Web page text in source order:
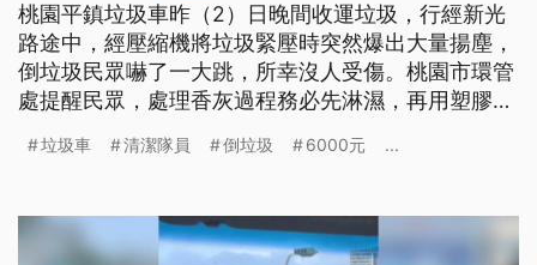
桃園平鎮垃圾車昨（2）日晚間收運垃圾，行經新光
路途中，經壓縮機將垃圾緊壓時突然爆出大量揚塵，
倒垃圾民眾嚇了一大跳，所幸沒人受傷。桃園市環管
處提醒民眾，處理香灰過程務必先淋濕，再用塑膠袋
元罰鍰。
垃圾車 清潔隊員 倒垃圾 6000元 ...